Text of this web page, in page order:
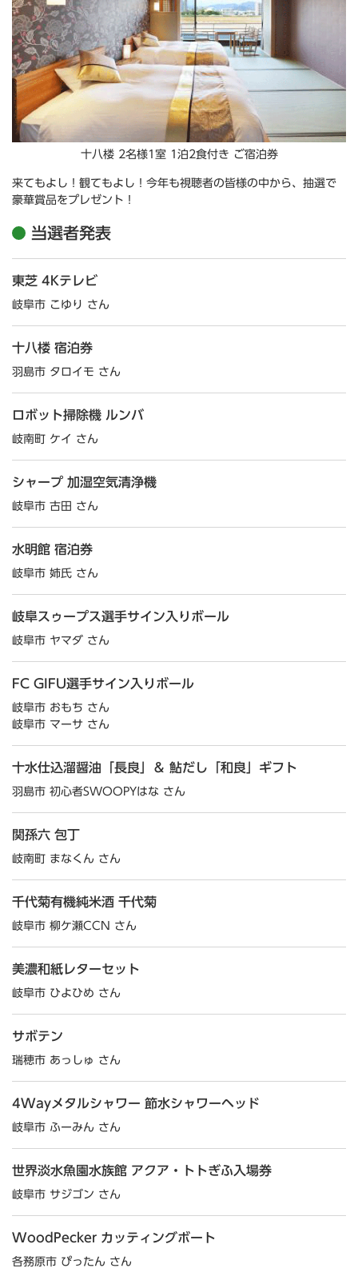
十八楼 2名様1室 1泊2食付き ご宿泊券
来てもよし！観てもよし！今年も視聴者の皆様の中から、抽選で
豪華賞品をプレゼント！
当選者発表
東芝 4Kテレビ
岐阜市 こゆり さん
十八楼 宿泊券
羽島市 タロイモ さん
ロボット掃除機 ルンバ
岐南町 ケイ さん
シャープ 加湿空気清浄機
岐阜市 古田 さん
水明館 宿泊券
岐阜市 姉氏 さん
岐阜スゥープス選手サイン入りボール
岐阜市 ヤマダ さん
FC GIFU選手サイン入りボール
岐阜市 おもち さん
岐阜市 マーサ さん
十水仕込溜醤油「長良」＆ 鮎だし「和良」ギフト
羽島市 初心者SWOOPYはな さん
関孫六 包丁
岐南町 まなくん さん
千代菊有機純米酒 千代菊
岐阜市 柳ケ瀬CCN さん
美濃和紙レターセット
岐阜市 ひよひめ さん
サボテン
瑞穂市 あっしゅ さん
4Wayメタルシャワー 節水シャワーヘッド
岐阜市 ふーみん さん
世界淡水魚園水族館 アクア・トトぎふ入場券
岐阜市 サジゴン さん
WoodPecker カッティングボート
各務原市 ぴったん さん